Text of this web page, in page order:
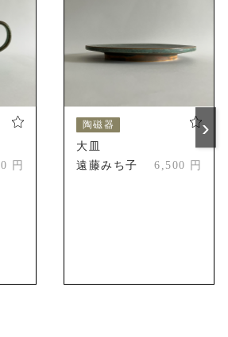
もの市
円
陶磁器
大皿
遠藤みち子
6,500 円
›